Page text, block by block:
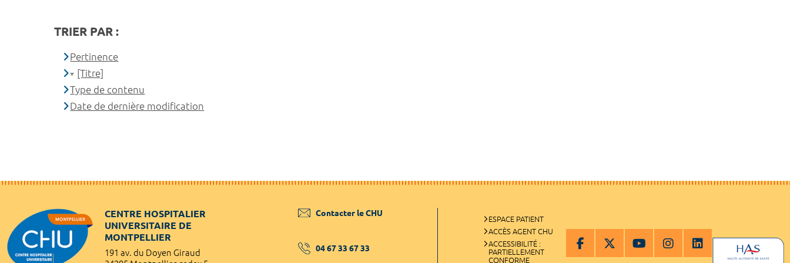
TRIER PAR :
Pertinence
[Titre]
Type de contenu
Date de dernière modification
CENTRE HOSPITALIER
UNIVERSITAIRE DE
MONTPELLIER
191 av. du Doyen Giraud
Contacter le CHU
04 67 33 67 33
ESPACE PATIENT
ACCÈS AGENT CHU
ACCESSIBILITÉ :
PARTIELLEMENT
CONFORME